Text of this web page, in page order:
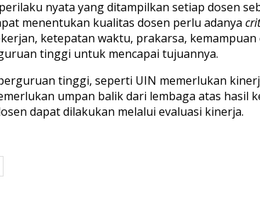
nyata yang ditampilkan setiap dosen
menentukan kualitas dosen perlu adanya
ketepatan waktu, prakarsa,
tinggi untuk mencapai tujuannya.
tinggi, seperti UIN memerlukan
umpan balik dari lembaga atas hasil
dapat dilakukan melalui evaluasi kinerja.